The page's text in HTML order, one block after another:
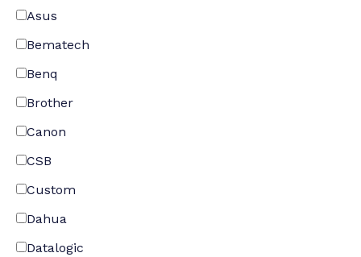
Asus
Bematech
Benq
Brother
Canon
CSB
Custom
Dahua
Datalogic